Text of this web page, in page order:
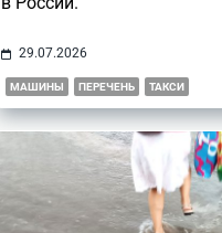
29.07.2026
МАШИНЫ ПЕРЕЧЕНЬ ТАКСИ